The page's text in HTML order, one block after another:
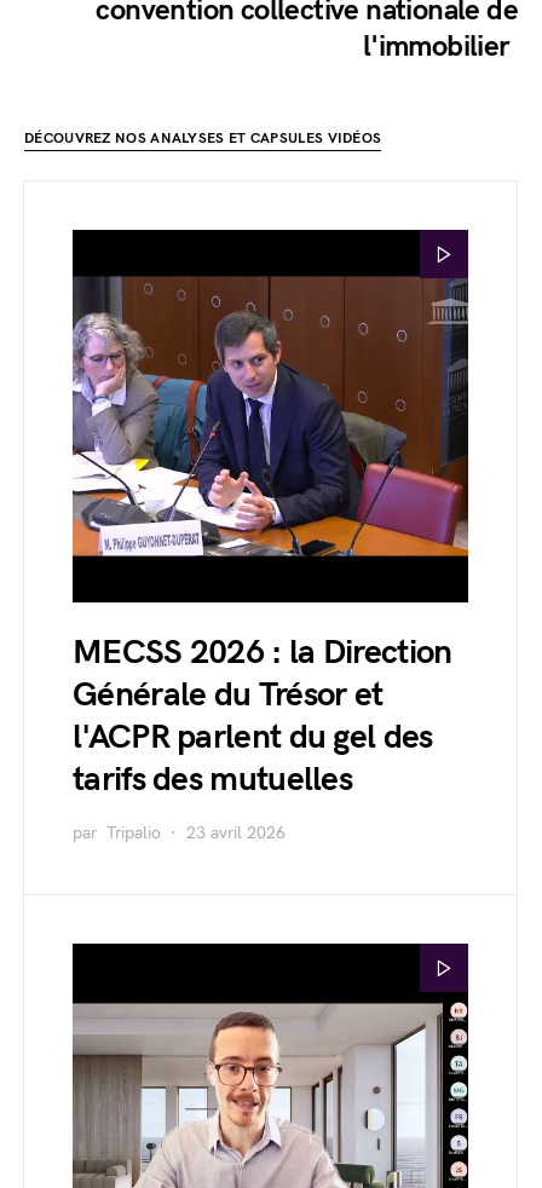
convention collective nationale de
l'immobilier
DÉCOUVREZ NOS ANALYSES ET CAPSULES VIDÉOS
MECSS 2026 : la Direction
Générale du Trésor et
l'ACPR parlent du gel des
tarifs des mutuelles
par Tripalio 23 avril 2026